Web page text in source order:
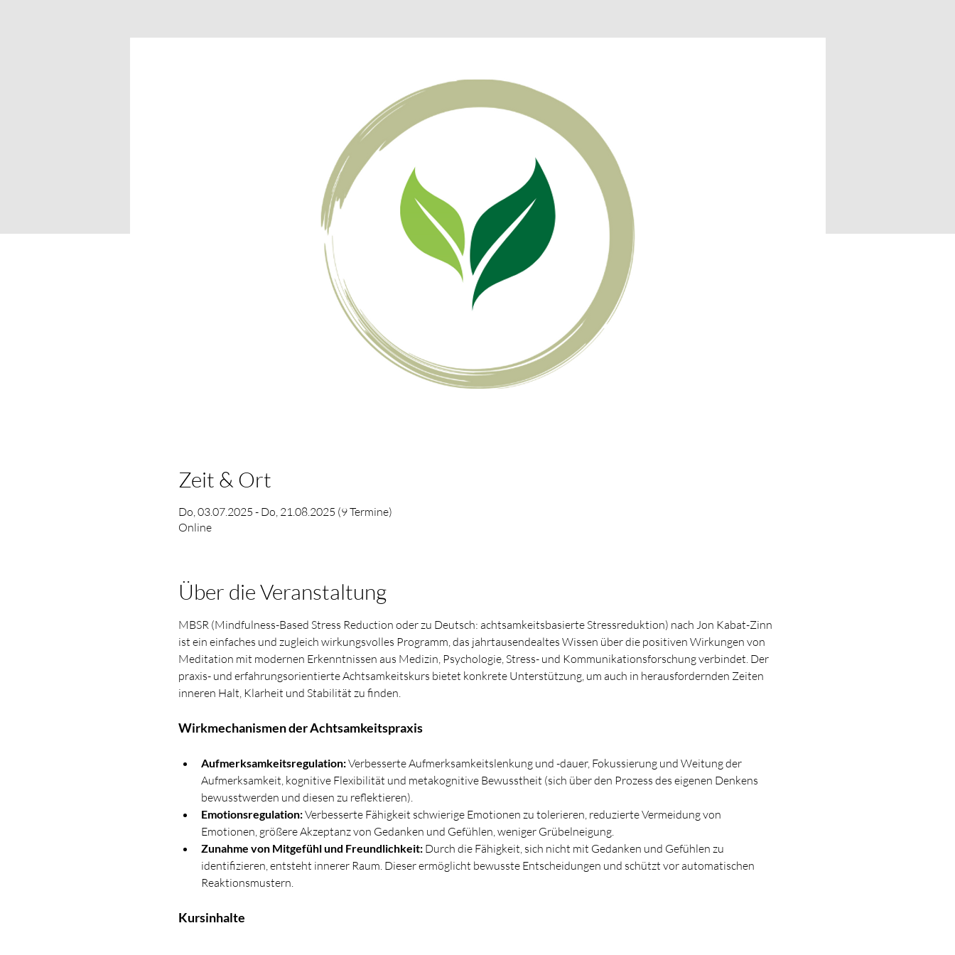
Zeit & Ort
Do, 03.07.2025 - Do, 21.08.2025 (9 Termine)
Online
Über die Veranstaltung
MBSR (Mindfulness-Based Stress Reduction oder zu Deutsch: achtsamkeitsbasierte Stressreduktion) nach Jon Kabat-Zinn
ist ein einfaches und zugleich wirkungsvolles Programm, das jahrtausendealtes Wissen über die positiven Wirkungen von
Meditation mit modernen Erkenntnissen aus Medizin, Psychologie, Stress- und Kommunikationsforschung verbindet. Der
praxis- und erfahrungsorientierte Achtsamkeitskurs bietet konkrete Unterstützung, um auch in herausfordernden Zeiten
inneren Halt, Klarheit und Stabilität zu finden.
Wirkmechanismen der Achtsamkeitspraxis
Aufmerksamkeitsregulation: Verbesserte Aufmerksamkeitslenkung und -dauer, Fokussierung und Weitung der
Aufmerksamkeit, kognitive Flexibilität und metakognitive Bewusstheit (sich über den Prozess des eigenen Denkens
bewusstwerden und diesen zu reflektieren).
Emotionsregulation: Verbesserte Fähigkeit schwierige Emotionen zu tolerieren, reduzierte Vermeidung von
Emotionen, größere Akzeptanz von Gedanken und Gefühlen, weniger Grübelneigung.
Zunahme von Mitgefühl und Freundlichkeit: Durch die Fähigkeit, sich nicht mit Gedanken und Gefühlen zu
identifizieren, entsteht innerer Raum. Dieser ermöglicht bewusste Entscheidungen und schützt vor automatischen
Reaktionsmustern.
Kursinhalte